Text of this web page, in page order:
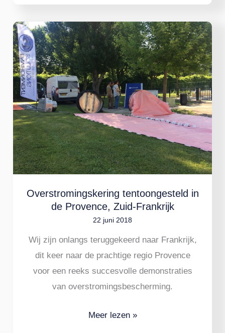
Overstromingskering tentoongesteld in
de Provence, Zuid-Frankrijk
22 juni 2018
Wij zijn onlangs teruggekeerd naar Frankrijk,
dit keer naar de prachtige regio Provence
voor een reeks succesvolle demonstraties
van overstromingsbescherming.
Overstromingskering
tentoongesteld
de
Provence,
Zuid-
Frankrijk
Meer lezen »